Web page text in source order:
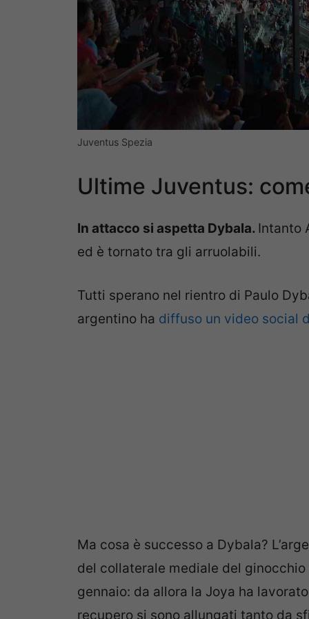
Juventus Spezia
Ultime Juventus:
In attacco si aspetta Dybala. Intanto
ed è tornato tra gli arruolabili.
Tutti sperano nel rientro di Paulo
argentino ha diffuso un video social
Ma cosa è successo a Dybala?
del collaterale mediale del
gennaio: da allora la Joya ha
recupero si sono allungati tanto da